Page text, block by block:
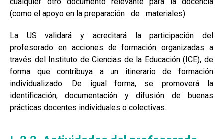
cualquier otro documento relevante para la docencia
(como el apoyo en la preparación de materiales).
La US validará y acreditará la participación del
profesorado en acciones de formación organizadas a
través del Instituto de Ciencias de la Educación (ICE), de
forma que contribuya a un itinerario de formación
individualizado. De igual forma, se promoverá la
identificación, documentación y difusión de buenas
prácticas docentes individuales o colectivas.